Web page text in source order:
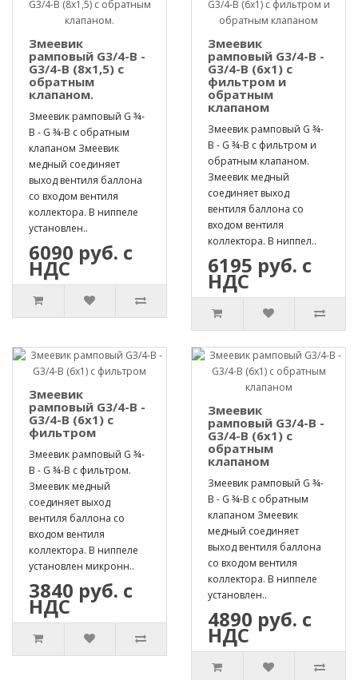
Змеевик
рамповый G3/4-B -
G3/4-B (8х1,5) с
обратным
клапаном.
Змеевик рамповый G ¾-
B - G ¾-B с обратным
клапаном Змеевик
медный соединяет
выход вентиля баллона
со входом вентиля
коллектора. В ниппеле
установлен..
6090 руб. с
НДС
Змеевик
рамповый G3/4-B -
G3/4-B (6х1) с
фильтром и
обратным
клапаном
Змеевик рамповый G ¾-
B - G ¾-B с фильтром и
обратным клапаном.
Змеевик медный
соединяет выход
вентиля баллона со
входом вентиля
коллектора. В ниппел..
6195 руб. с
НДС
Змеевик
рамповый G3/4-B -
G3/4-B (6х1) с
фильтром
Змеевик рамповый G ¾-
B - G ¾-B с фильтром.
Змеевик медный
соединяет выход
вентиля баллона со
входом вентиля
коллектора. В ниппеле
установлен микронн..
3840 руб. с
НДС
Змеевик
рамповый G3/4-B -
G3/4-B (6х1) с
обратным
клапаном
Змеевик рамповый G ¾-
B - G ¾-B с обратным
клапаном Змеевик
медный соединяет
выход вентиля баллона
со входом вентиля
коллектора. В ниппеле
установлен..
4890 руб. с
НДС